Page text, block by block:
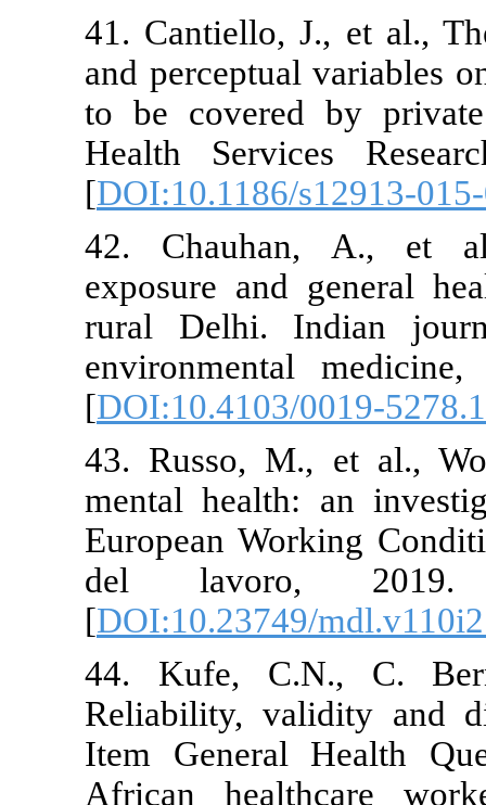
41.
and
to be
Health
[
42.
exposure
rural
[
43. Russo,
mental
European
del
[
44. Kufe,
Reliability,
Item
African